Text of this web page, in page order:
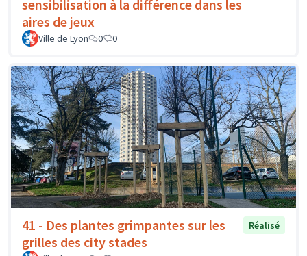
sensibilisation à la différence dans les
aires de jeux
Ville de Lyon 0 0
41 - Des plantes grimpantes sur les
grilles des city stades
Réalisé